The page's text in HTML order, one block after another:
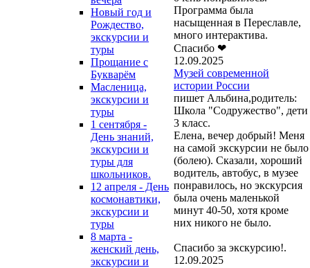
Новый год и
Рождество,
экскурсии и
туры
Прощание с
Букварём
Масленица,
экскурсии и
туры
1 сентября -
День знаний,
экскурсии и
туры для
школьников.
12 апреля - День
космонавтики,
экскурсии и
туры
8 марта -
женский день,
экскурсии и
Программа была
насыщенная в Переславле,
много интерактива.
Спасибо ❤
12.09.2025
Музей современной
истории России
пишет Альбина,родитель:
Школа "Содружество", дети
3 класс.
Елена, вечер добрый! Меня
на самой экскурсии не было
(болею). Сказали, хороший
водитель, автобус, в музее
понравилось, но экскурсия
была очень маленькой
минут 40-50, хотя кроме
них никого не было.
Спасибо за экскурсию!.
12.09.2025